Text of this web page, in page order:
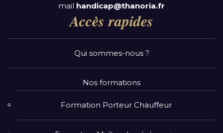
mail handicap@thanoria.fr
Accès rapides
Qui sommes-nous ?
Nos formations
Formation Porteur Chauffeur